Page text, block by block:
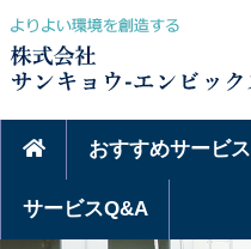
おすすめサービス
サービスQ&A